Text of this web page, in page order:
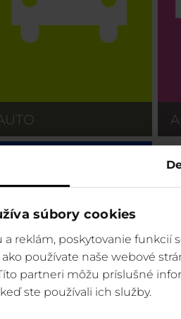
súbory cookies
reklám, poskytovanie
používate naše webové
partneri môžu príslušné
ste používali ich služby.